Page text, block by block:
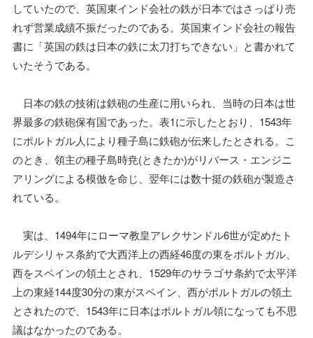
していたので、英国東インド会社の鉄が日本ではさっぱり売
れず営業成績不振だったのである。英国東インド会社の報告
書に「英国の鉄は日本の鉄に太刀打ちできない」と書かれて
いたそうである。
日本の鉄の技術は鉄砲の生産に用いられ、当時の日本は世
界最多の鉄砲保有国であった。表1に示したとおり、1543年
にポルトガル人により種子島に鉄砲が伝来したとされる。こ
のとき、領主の種子島時尭(ときたか)がリバース・エンジニ
アリングによる模倣を命じ、翌年には数十挺の鉄砲が製造さ
れている。
実は、1494年にローマ教皇アレクサンドル6世が定めたト
ルデシリャス条約で大西洋上の西経46度の東をポルトガル、
西をスペインの領土とされ、1529年のサラゴサ条約で太平洋
上の東経144度30分の東がスペイン、西がポルトガルの領土
とされたので、1543年に日本はポルトガル領になっても不思
議はなかったのである。